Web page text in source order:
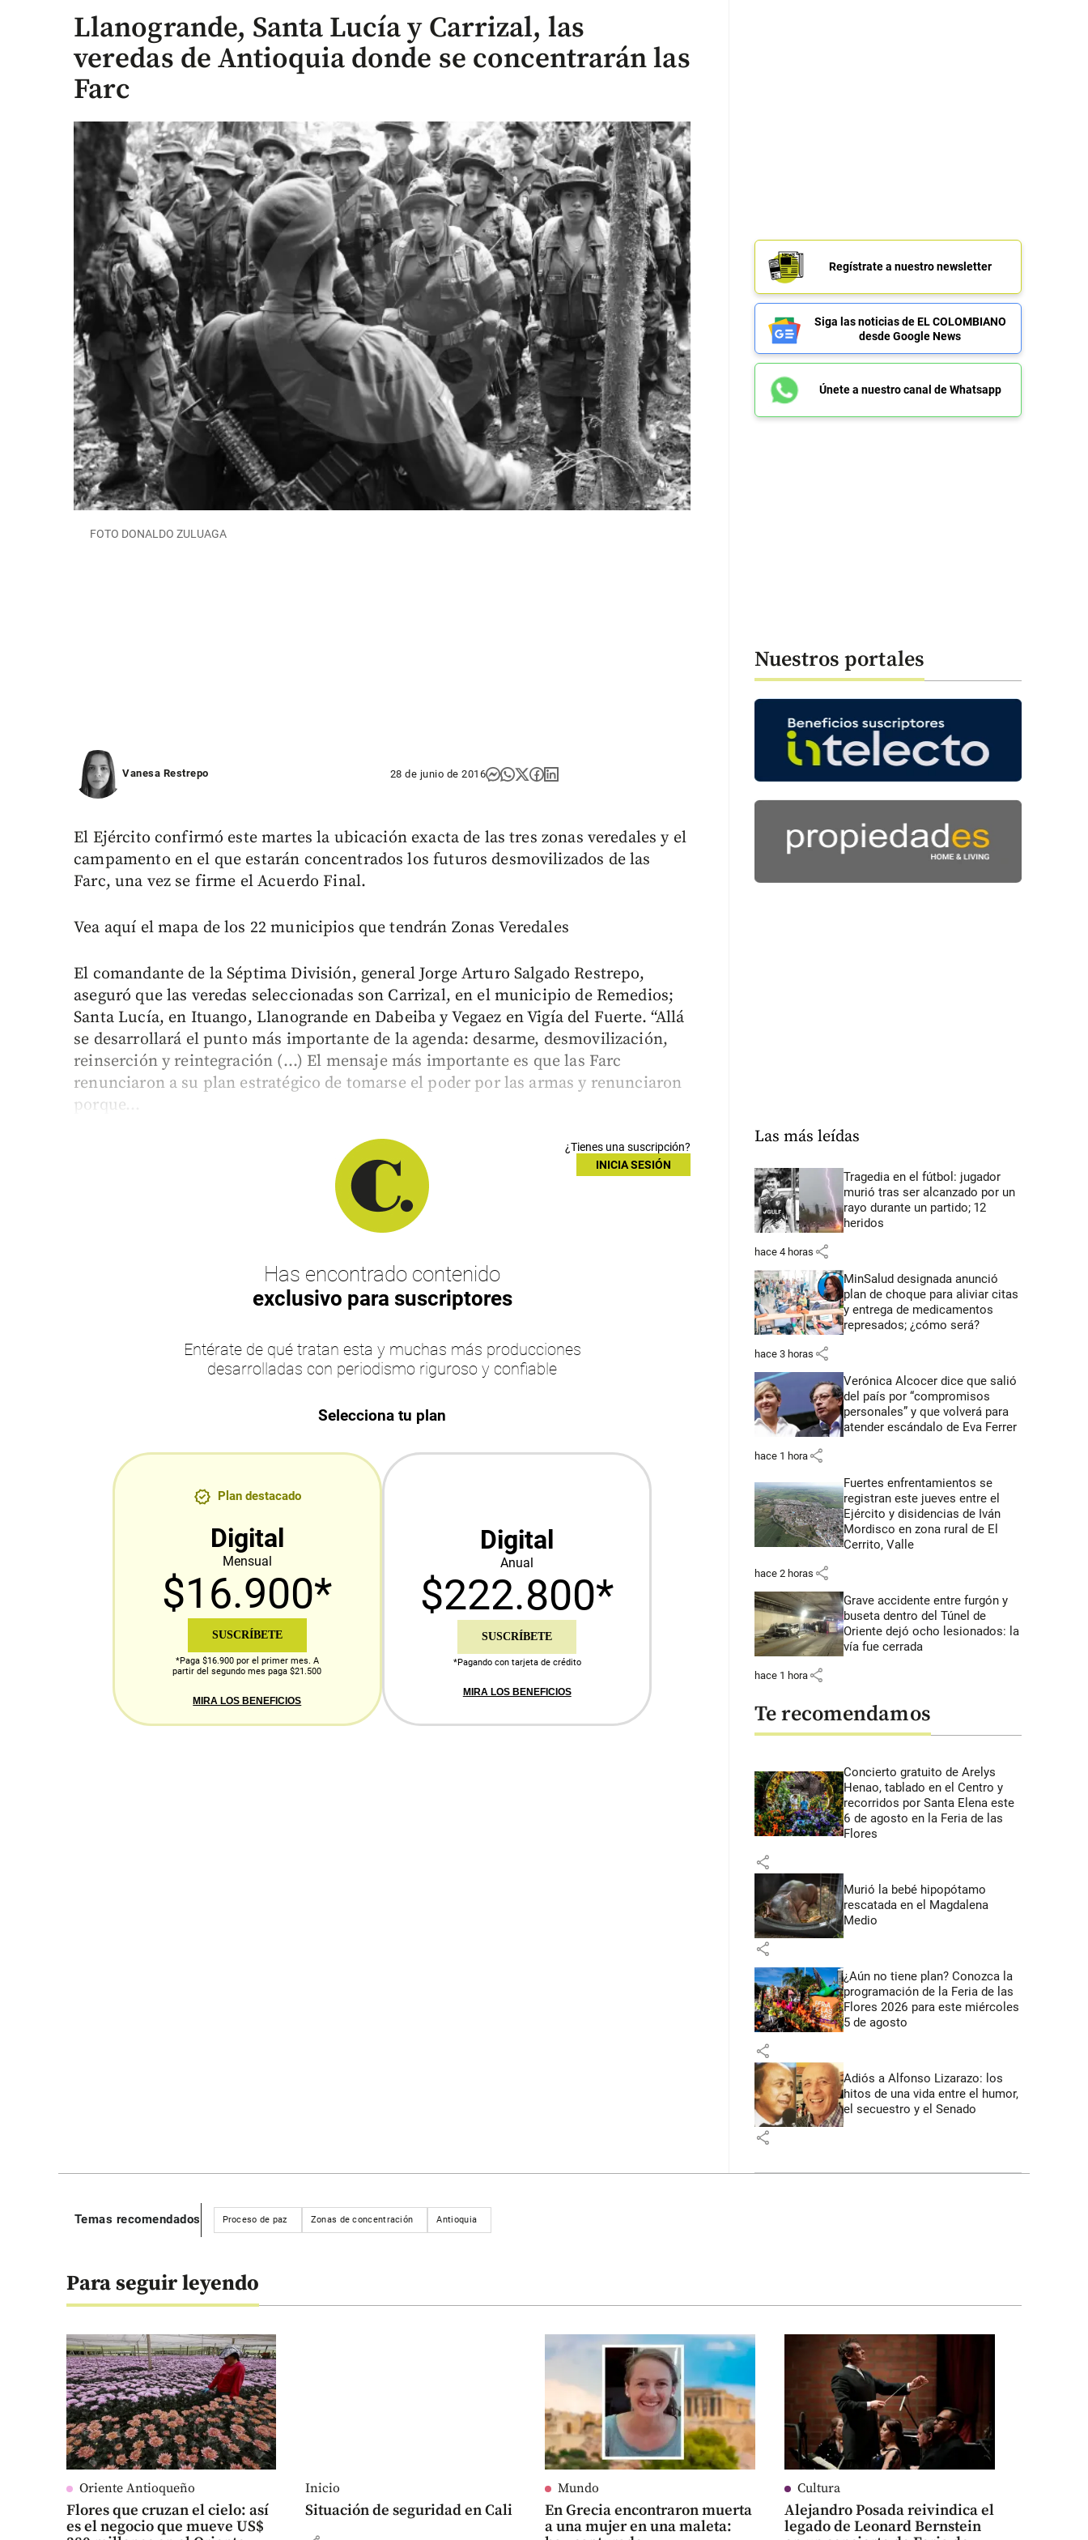
Llanogrande, Santa Lucía y Carrizal, las
veredas de Antioquia donde se concentrarán las
Farc
FOTO DONALDO ZULUAGA
Vanesa Restrepo 28 de junio de 2016
El Ejército confirmó este martes la ubicación exacta de las tres zonas veredales y el
campamento en el que estarán concentrados los futuros desmovilizados de las
Farc, una vez se firme el Acuerdo Final.
Vea aquí el mapa de los 22 municipios que tendrán Zonas Veredales
El comandante de la Séptima División, general Jorge Arturo Salgado Restrepo,
aseguró que las veredas seleccionadas son Carrizal, en el municipio de Remedios;
Santa Lucía, en Ituango, Llanogrande en Dabeiba y Vegaez en Vigía del Fuerte. “Allá
se desarrollará el punto más importante de la agenda: desarme, desmovilización,
reinserción y reintegración (...) El mensaje más importante es que las Farc
renunciaron a su plan estratégico de tomarse el poder por las armas y renunciaron
porque...
¿Tienes una suscripción?
INICIA SESIÓN
Has encontrado contenido
exclusivo para suscriptores
Entérate de qué tratan esta y muchas más producciones
desarrolladas con periodismo riguroso y confiable
Selecciona tu plan
Plan destacado
Digital
Mensual
$16.900*
SUSCRÍBETE
*Paga $16.900 por el primer mes. A
partir del segundo mes paga $21.500
MIRA LOS BENEFICIOS
Digital
Anual
$222.800*
SUSCRÍBETE
*Pagando con tarjeta de crédito
MIRA LOS BENEFICIOS
Regístrate a nuestro newsletter
Siga las noticias de EL COLOMBIANO
desde Google News
Únete a nuestro canal de Whatsapp
Nuestros portales
Las más leídas
Tragedia en el fútbol: jugador
murió tras ser alcanzado por un
rayo durante un partido; 12
heridos
hace 4 horas share
MinSalud designada anunció
plan de choque para aliviar citas
y entrega de medicamentos
represados; ¿cómo será?
hace 3 horas share
Verónica Alcocer dice que salió
del país por “compromisos
personales” y que volverá para
atender escándalo de Eva Ferrer
hace 1 hora share
Fuertes enfrentamientos se
registran este jueves entre el
Ejército y disidencias de Iván
Mordisco en zona rural de El
Cerrito, Valle
hace 2 horas share
Grave accidente entre furgón y
buseta dentro del Túnel de
Oriente dejó ocho lesionados: la
vía fue cerrada
hace 1 hora share
Te recomendamos
Concierto gratuito de Arelys
Henao, tablado en el Centro y
recorridos por Santa Elena este
6 de agosto en la Feria de las
Flores
share
Murió la bebé hipopótamo
rescatada en el Magdalena
Medio
share
¿Aún no tiene plan? Conozca la
programación de la Feria de las
Flores 2026 para este miércoles
5 de agosto
share
Adiós a Alfonso Lizarazo: los
hitos de una vida entre el humor,
el secuestro y el Senado
share
Temas recomendados Proceso de paz Zonas de concentración Antioquia
Para seguir leyendo
Oriente Antioqueño
Flores que cruzan el cielo: así
es el negocio que mueve US$
Inicio
Situación de seguridad en Cali
Mundo
En Grecia encontraron muerta
a una mujer en una maleta:
Cultura
Alejandro Posada reivindica el
legado de Leonard Bernstein